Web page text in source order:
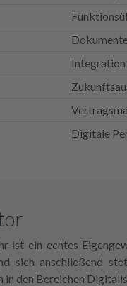
Digitale
ist ein echtes
sich anschließend
in den Bereichen